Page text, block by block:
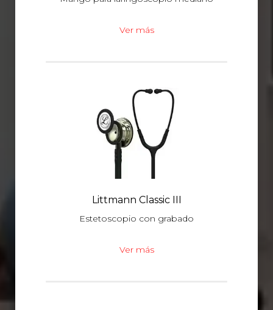
Ver más
Littmann Classic III
Estetoscopio con grabado
Ver más